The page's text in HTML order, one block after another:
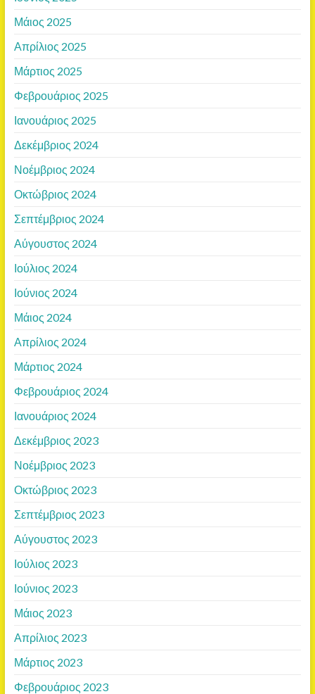
Μάιος 2025
Απρίλιος 2025
Μάρτιος 2025
Φεβρουάριος 2025
Ιανουάριος 2025
Δεκέμβριος 2024
Νοέμβριος 2024
Οκτώβριος 2024
Σεπτέμβριος 2024
Αύγουστος 2024
Ιούλιος 2024
Ιούνιος 2024
Μάιος 2024
Απρίλιος 2024
Μάρτιος 2024
Φεβρουάριος 2024
Ιανουάριος 2024
Δεκέμβριος 2023
Νοέμβριος 2023
Οκτώβριος 2023
Σεπτέμβριος 2023
Αύγουστος 2023
Ιούλιος 2023
Ιούνιος 2023
Μάιος 2023
Απρίλιος 2023
Μάρτιος 2023
Φεβρουάριος 2023